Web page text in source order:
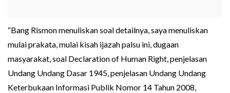
“Bang Rismon menuliskan soal detailnya, saya menuliskan
mulai prakata, mulai kisah ijazah palsu ini, dugaan
masyarakat, soal Declaration of Human Right, penjelasan
Undang Undang Dasar 1945, penjelasan Undang Undang
Keterbukaan Informasi Publik Nomor 14 Tahun 2008,